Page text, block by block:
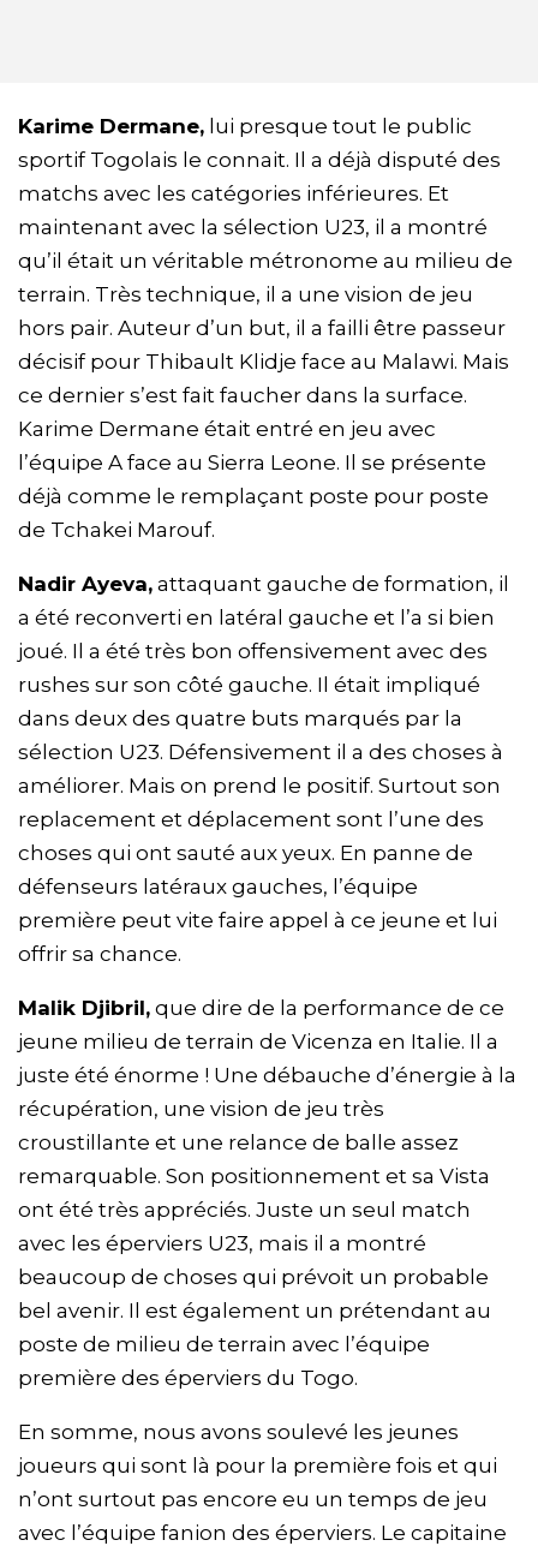
Karime Dermane, lui presque tout le public
sportif Togolais le connait. Il a déjà disputé des
matchs avec les catégories inférieures. Et
maintenant avec la sélection U23, il a montré
qu’il était un véritable métronome au milieu de
terrain. Très technique, il a une vision de jeu
hors pair. Auteur d’un but, il a failli être passeur
décisif pour Thibault Klidje face au Malawi. Mais
ce dernier s’est fait faucher dans la surface.
Karime Dermane était entré en jeu avec
l’équipe A face au Sierra Leone. Il se présente
déjà comme le remplaçant poste pour poste
de Tchakei Marouf.
Nadir Ayeva, attaquant gauche de formation, il
a été reconverti en latéral gauche et l’a si bien
joué. Il a été très bon offensivement avec des
rushes sur son côté gauche. Il était impliqué
dans deux des quatre buts marqués par la
sélection U23. Défensivement il a des choses à
améliorer. Mais on prend le positif. Surtout son
replacement et déplacement sont l’une des
choses qui ont sauté aux yeux. En panne de
défenseurs latéraux gauches, l’équipe
première peut vite faire appel à ce jeune et lui
offrir sa chance.
Malik Djibril, que dire de la performance de ce
jeune milieu de terrain de Vicenza en Italie. Il a
juste été énorme ! Une débauche d’énergie à la
récupération, une vision de jeu très
croustillante et une relance de balle assez
remarquable. Son positionnement et sa Vista
ont été très appréciés. Juste un seul match
avec les éperviers U23, mais il a montré
beaucoup de choses qui prévoit un probable
bel avenir. Il est également un prétendant au
poste de milieu de terrain avec l’équipe
première des éperviers du Togo.
En somme, nous avons soulevé les jeunes
joueurs qui sont là pour la première fois et qui
n’ont surtout pas encore eu un temps de jeu
avec l’équipe fanion des éperviers. Le capitaine